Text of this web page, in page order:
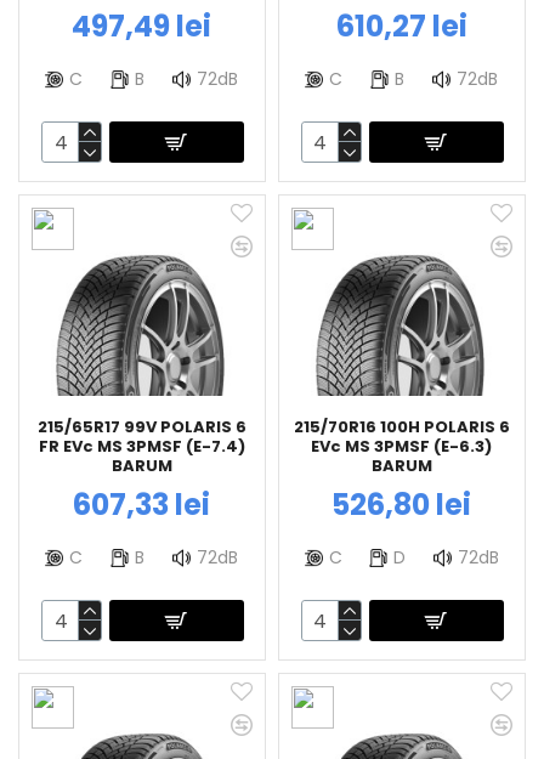
497,49 lei
C B 72dB
610,27 lei
C B 72dB
215/65R17 99V POLARIS 6
FR EVc MS 3PMSF (E-7.4)
BARUM
607,33 lei
C B 72dB
215/70R16 100H POLARIS 6
EVc MS 3PMSF (E-6.3)
BARUM
526,80 lei
C D 72dB